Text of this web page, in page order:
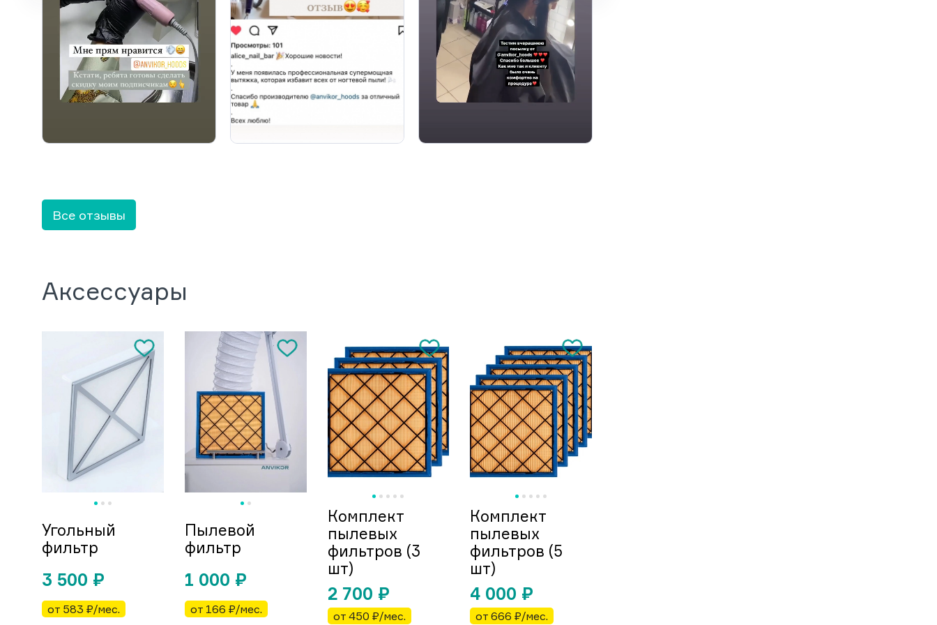
Все отзывы
Аксессуары
Угольный
фильтр
3 500 ₽
от 583 ₽/мес.
Пылевой
фильтр
1 000 ₽
от 166 ₽/мес.
Комплект
пылевых
фильтров (3
шт)
2 700 ₽
от 450 ₽/мес.
Комплект
пылевых
фильтров (5
шт)
4 000 ₽
от 666 ₽/мес.